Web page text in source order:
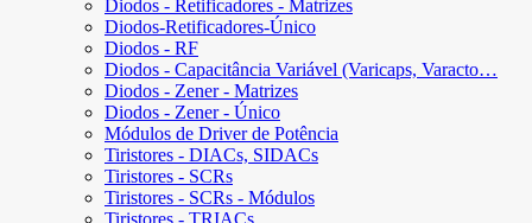
Diodos - Retificadores - Matrizes
Diodos-Retificadores-Único
Diodos - RF
Diodos - Capacitância Variável (Varicaps, Varacto…
Diodos - Zener - Matrizes
Diodos - Zener - Único
Módulos de Driver de Potência
Tiristores - DIACs, SIDACs
Tiristores - SCRs
Tiristores - SCRs - Módulos
Tiristores - TRIACs